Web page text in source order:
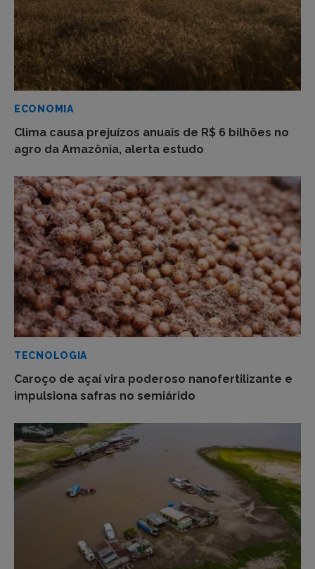
ECONOMIA
Clima causa prejuízos anuais de R$ 6 bilhões no
agro da Amazônia, alerta estudo
TECNOLOGIA
Caroço de açaí vira poderoso nanofertilizante e
impulsiona safras no semiárido